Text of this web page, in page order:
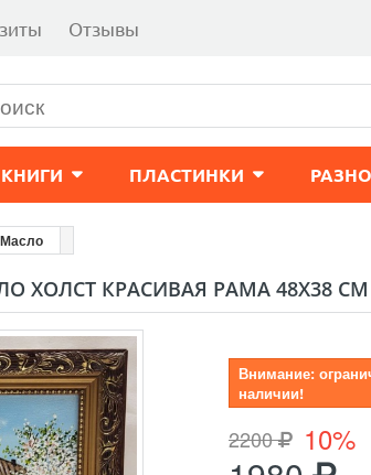
Отзывы
КНИГИ ПЛАСТИНКИ
Масло
ХОЛСТ КРАСИВАЯ РАМА 48Х38 СМ
Внимание:
наличии!
2200 10%